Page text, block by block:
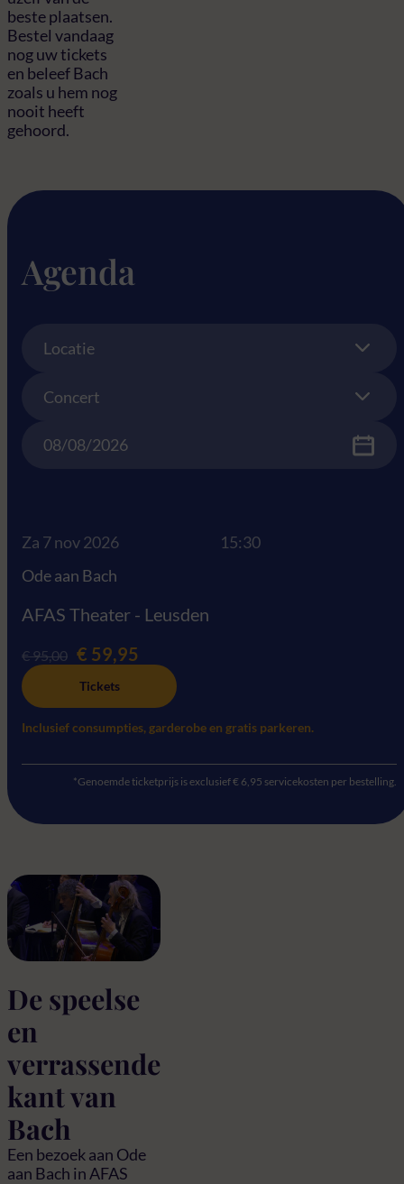
beste plaatsen.
Bestel vandaag
nog uw tickets
en beleef Bach
zoals u hem nog
nooit heeft
gehoord.
Agenda
Locatie
Concert
Za 7 nov 2026
15:30
Ode aan Bach
AFAS Theater - Leusden
€ 95,00 € 59,95
Tickets
Inclusief consumpties, garderobe en gratis parkeren.
*Genoemde ticketprijs is exclusief € 6,95 servicekosten per bestelling.
De speelse
en
verrassende
kant van
Bach
Een bezoek aan Ode
aan Bach in AFAS